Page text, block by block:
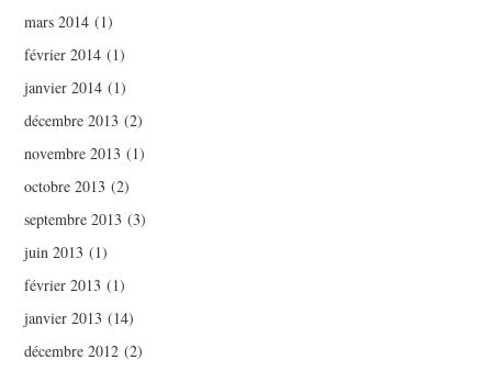
mars 2014 (1)
février 2014 (1)
janvier 2014 (1)
décembre 2013 (2)
novembre 2013 (1)
octobre 2013 (2)
septembre 2013 (3)
juin 2013 (1)
février 2013 (1)
janvier 2013 (14)
décembre 2012 (2)